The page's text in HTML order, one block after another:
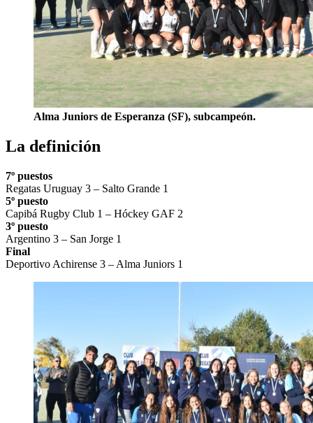
Alma Juniors de Esperanza (SF), subcampeón.
La definición
7º puestos
Regatas Uruguay 3 – Salto Grande 1
5º puesto
Capibá Rugby Club 1 – Hóckey GAF 2
3º puesto
Argentino 3 – San Jorge 1
Final
Deportivo Achirense 3 – Alma Juniors 1